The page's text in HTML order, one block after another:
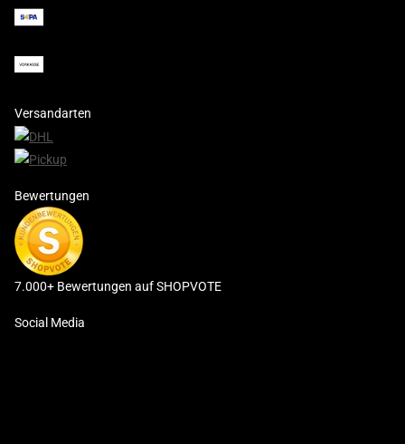
Versandarten
Bewertungen
7.000+ Bewertungen auf SHOPVOTE
Social Media